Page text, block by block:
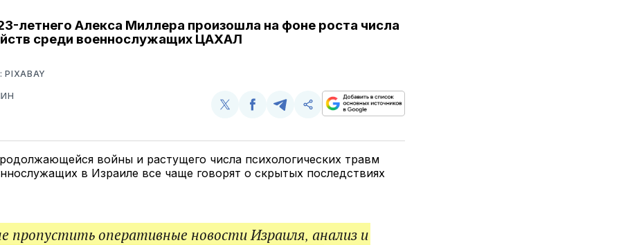
летнего Алекса Миллера произошла на фоне роста числа
среди военнослужащих ЦАХАЛ
Поделиться
Twitter
Поделиться
Facebook
Поделиться
Telegram
Скопируйте
поделитесь
войны и растущего числа психологических травм
в Израиле все чаще говорят о скрытых последствиях
пропустить оперативные новости Израиля, анализ и